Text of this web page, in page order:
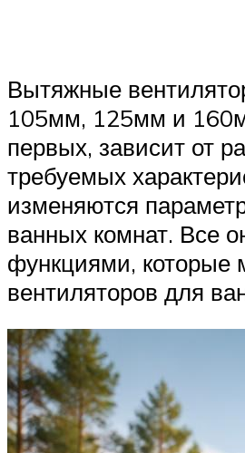
Вытяжные
105мм, 125мм и
первых, зависит от
требуемых
изменяются
ванных комнат. Все
функциями, которые
вентиляторов для